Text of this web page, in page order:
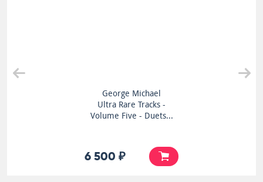
George Michael
Ultra Rare Tracks -
Volume Five - Duets...
6 500 ₽